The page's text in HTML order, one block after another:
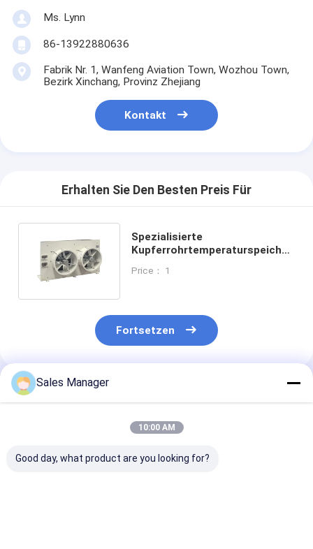
Ms. Lynn
86-13922880636
Fabrik Nr. 1, Wanfeng Aviation Town, Wozhou Town,
Bezirk Xinchang, Provinz Zhejiang
Kontakt
Erhalten Sie Den Besten Preis Für
Spezialisierte
Kupferrohrtemperaturspeicher
Kühlraumverdampfer
Price： 1
Fortsetzen
Empfohlene Produkte
Sales Manager
10:00 AM
Good day, what product are you looking for?